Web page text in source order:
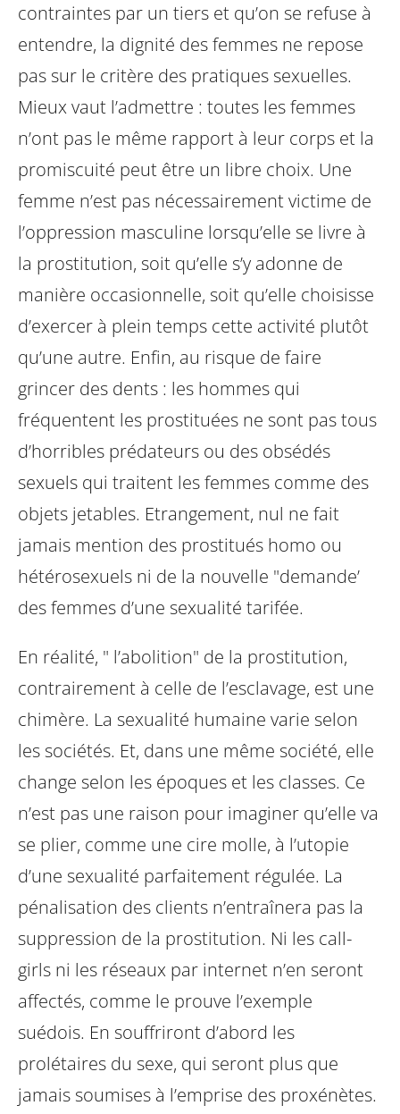
contraintes par un tiers et qu’on se refuse à
entendre, la dignité des femmes ne repose
pas sur le critère des pratiques sexuelles.
Mieux vaut l’admettre : toutes les femmes
n’ont pas le même rapport à leur corps et la
promiscuité peut être un libre choix. Une
femme n’est pas nécessairement victime de
l’oppression masculine lorsqu’elle se livre à
la prostitution, soit qu’elle s’y adonne de
manière occasionnelle, soit qu’elle choisisse
d’exercer à plein temps cette activité plutôt
qu’une autre. Enfin, au risque de faire
grincer des dents : les hommes qui
fréquentent les prostituées ne sont pas tous
d’horribles prédateurs ou des obsédés
sexuels qui traitent les femmes comme des
objets jetables. Etrangement, nul ne fait
jamais mention des prostitués homo ou
hétérosexuels ni de la nouvelle "demande’
des femmes d’une sexualité tarifée.
En réalité, " l’abolition" de la prostitution,
contrairement à celle de l’esclavage, est une
chimère. La sexualité humaine varie selon
les sociétés. Et, dans une même société, elle
change selon les époques et les classes. Ce
n’est pas une raison pour imaginer qu’elle va
se plier, comme une cire molle, à l’utopie
d’une sexualité parfaitement régulée. La
pénalisation des clients n’entraînera pas la
suppression de la prostitution. Ni les call-
girls ni les réseaux par internet n’en seront
affectés, comme le prouve l’exemple
suédois. En souffriront d’abord les
prolétaires du sexe, qui seront plus que
jamais soumises à l’emprise des proxénètes.